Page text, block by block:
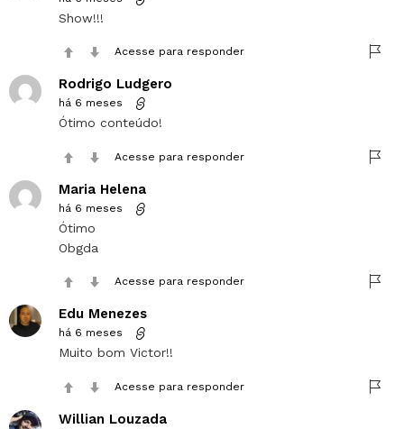
Show!!!
Acesse para responder
Rodrigo Ludgero
há 6 meses
Ótimo conteúdo!
Acesse para responder
Maria Helena
há 6 meses
Ótimo
Obgda
Acesse para responder
Edu Menezes
há 6 meses
Muito bom Victor!!
Acesse para responder
Willian Louzada